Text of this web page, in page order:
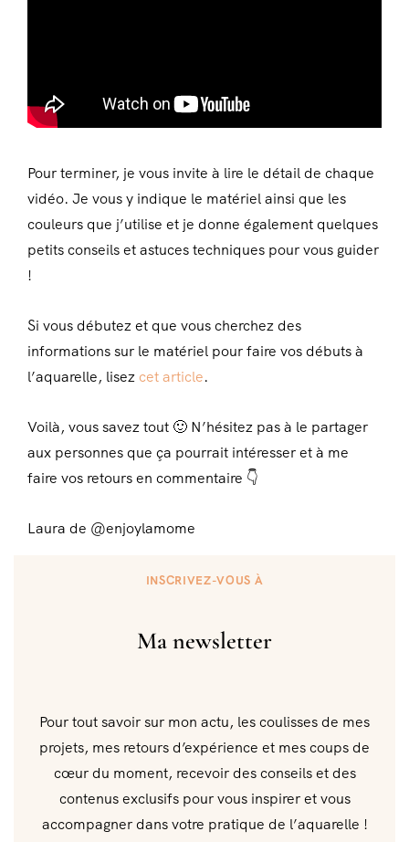
Pour terminer, je vous invite à lire le détail de chaque
vidéo. Je vous y indique le matériel ainsi que les
couleurs que j’utilise et je donne également quelques
petits conseils et astuces techniques pour vous guider
!
Si vous débutez et que vous cherchez des
informations sur le matériel pour faire vos débuts à
l’aquarelle, lisez cet article.
Voilà, vous savez tout 🙂 N’hésitez pas à le partager
aux personnes que ça pourrait intéresser et à me
faire vos retours en commentaire 👇
Laura de @enjoylamome
INSCRIVEZ-VOUS À
Ma newsletter
Pour tout savoir sur mon actu, les coulisses de mes
projets, mes retours d’expérience et mes coups de
cœur du moment, recevoir des conseils et des
contenus exclusifs pour vous inspirer et vous
accompagner dans votre pratique de l’aquarelle !